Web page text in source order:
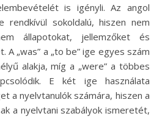
is igényli. Az angol
rendkívül sokoldalú, hiszen nem
állapotokat, jellemzőket és
A „was” a „to be” ige egyes szám
alakja, míg a „were” a többes
E két ige használata
a nyelvtanulók számára, hiszen a
a nyelvtani szabályok ismeretét,